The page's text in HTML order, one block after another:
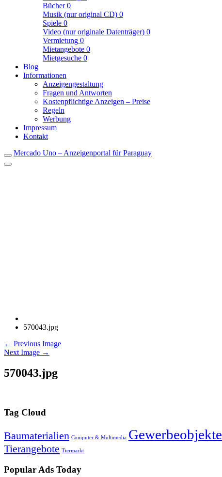
Bücher0
Musik (nur original CD) 0
Spiele 0
Video (nur originale Datenträger) 0
Vermietung 0
Mietangebote 0
Mietgesuche 0
Blog
Informationen
Anzeigengestaltung
Fragen und Antworten
Kostenpflichtige Anzeigen – Preise
Regeln
Werbung
Impressum
Kontakt
Mercado Uno – Anzeigenportal für Paraguay
570043.jpg
← Previous Image
Next Image →
570043.jpg
Tag Cloud
Baumaterialien Computer & Multimedia Gewerbeobjekte
Tierangebote Tiermarkt
Popular Ads Today